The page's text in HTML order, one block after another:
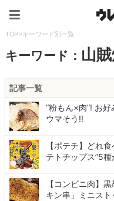
TOP>キーワード別一覧
キーワード： 山
記事一覧
“粉もん×肉”! お
ウマそう!!
【ポテチ】どれ
テトチップス”5
【コンビニ肉】
キン串」ミニス